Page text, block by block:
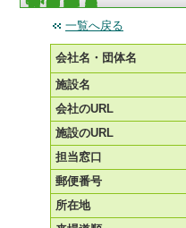
一覧へ戻る
会社名・団体名
施設名
会社のURL
施設のURL
担当窓口
郵便番号
所在地